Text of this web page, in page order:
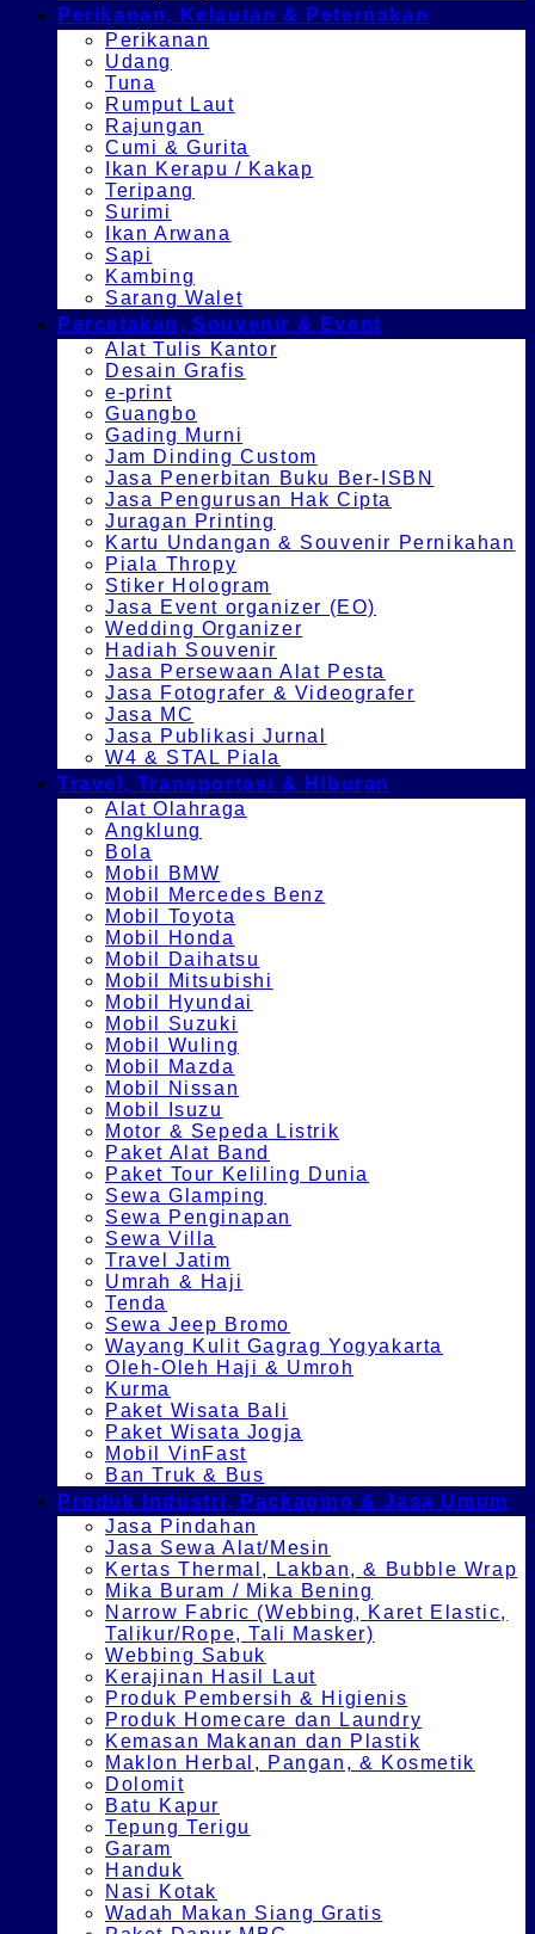
Perikanan, Kelautan & Peternakan
Perikanan
Udang
Tuna
Rumput Laut
Rajungan
Cumi & Gurita
Ikan Kerapu / Kakap
Teripang
Surimi
Ikan Arwana
Sapi
Kambing
Sarang Walet
Percetakan, Souvenir & Event
Alat Tulis Kantor
Desain Grafis
e-print
Guangbo
Gading Murni
Jam Dinding Custom
Jasa Penerbitan Buku Ber-ISBN
Jasa Pengurusan Hak Cipta
Juragan Printing
Kartu Undangan & Souvenir Pernikahan
Piala Thropy
Stiker Hologram
Jasa Event organizer (EO)
Wedding Organizer
Hadiah Souvenir
Jasa Persewaan Alat Pesta
Jasa Fotografer & Videografer
Jasa MC
Jasa Publikasi Jurnal
W4 & STAL Piala
Travel, Transportasi & Hiburan
Alat Olahraga
Angklung
Bola
Mobil BMW
Mobil Mercedes Benz
Mobil Toyota
Mobil Honda
Mobil Daihatsu
Mobil Mitsubishi
Mobil Hyundai
Mobil Suzuki
Mobil Wuling
Mobil Mazda
Mobil Nissan
Mobil Isuzu
Motor & Sepeda Listrik
Paket Alat Band
Paket Tour Keliling Dunia
Sewa Glamping
Sewa Penginapan
Sewa Villa
Travel Jatim
Umrah & Haji
Tenda
Sewa Jeep Bromo
Wayang Kulit Gagrag Yogyakarta
Oleh-Oleh Haji & Umroh
Kurma
Paket Wisata Bali
Paket Wisata Jogja
Mobil VinFast
Ban Truk & Bus
Produk Industri, Packaging & Jasa Umum
Jasa Pindahan
Jasa Sewa Alat/Mesin
Kertas Thermal, Lakban, & Bubble Wrap
Mika Buram / Mika Bening
Narrow Fabric (Webbing, Karet Elastic,
Talikur/Rope, Tali Masker)
Webbing Sabuk
Kerajinan Hasil Laut
Produk Pembersih & Higienis
Produk Homecare dan Laundry
Kemasan Makanan dan Plastik
Maklon Herbal, Pangan, & Kosmetik
Dolomit
Batu Kapur
Tepung Terigu
Garam
Handuk
Nasi Kotak
Wadah Makan Siang Gratis